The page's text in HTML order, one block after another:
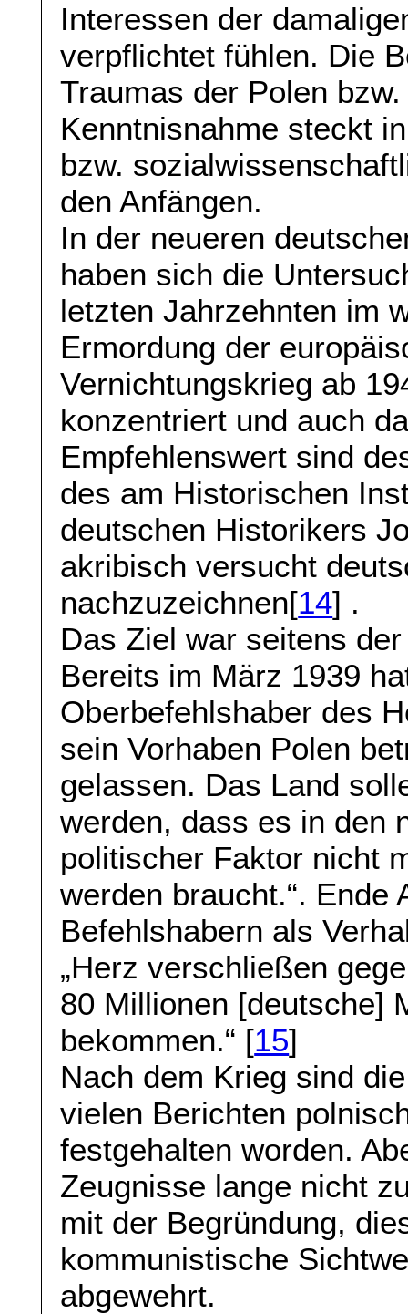
Interessen der
verpflichtet fühlen. Die
Traumas der Polen
Kenntnisnahme steckt
bzw.
den Anfängen.
In der neueren
haben sich die
letzten Jahrzehnten im
Ermordung der
Vernichtungskrieg ab
konzentriert und auch
Empfehlenswert sind
des am Historischen
deutschen Historikers
akribisch versucht
nachzuzeichnen[14] .
Das Ziel war seitens
Bereits im März 1939
Oberbefehlshaber des
sein Vorhaben Polen
gelassen. Das Land
werden, dass es in den
politischer Faktor nicht
werden braucht.“. Ende
Befehlshabern als
„Herz verschließen
80 Millionen [deutsche]
bekommen.“ [15]
Nach dem Krieg sind
vielen Berichten
festgehalten worden.
Zeugnisse lange nicht
mit der Begründung,
kommunistische
abgewehrt.